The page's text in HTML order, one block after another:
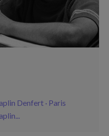
Denfert · Paris